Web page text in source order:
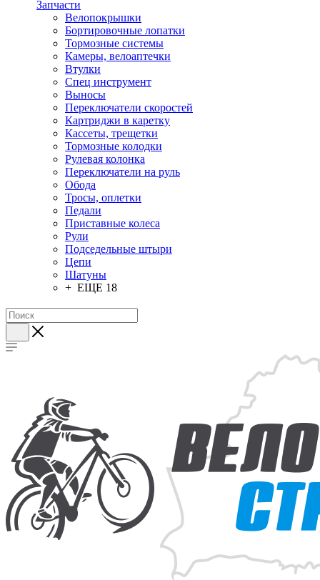
Запчасти
Велопокрышки
Бортировочные лопатки
Тормозные системы
Камеры, велоаптечки
Втулки
Спец инструмент
Выносы
Переключатели скоростей
Картриджи в каретку
Кассеты, трещетки
Тормозные колодки
Рулевая колонка
Переключатели на руль
Обода
Тросы, оплетки
Педали
Приставные колеса
Рули
Подседельные штыри
Цепи
Шатуны
+ ЕЩЕ 18